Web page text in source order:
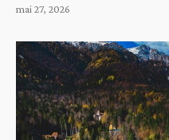
mai 27, 2026